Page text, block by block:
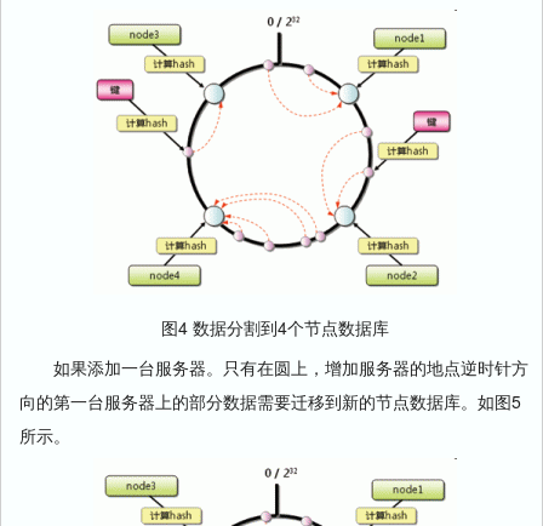
图4 数据分割到4个节点数据库
如果添加一台服务器。只有在圆上，增加服务器的地点逆时针方
向的第一台服务器上的部分数据需要迁移到新的节点数据库。如图5
所示。